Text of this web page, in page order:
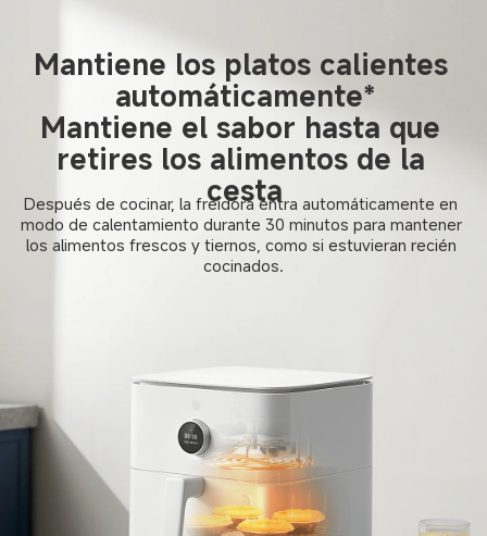
Mantiene los platos calientes
automáticamente*
Mantiene el sabor hasta que
retires los alimentos de la
cesta
Después de cocinar, la freidora entra automáticamente en
modo de calentamiento durante 30 minutos para mantener
los alimentos frescos y tiernos, como si estuvieran recién
cocinados.